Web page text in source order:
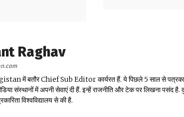
Raghav
में बतौर Chief Sub Editor कार्यरत हैं. ये पिछले 5 साल से
संस्थानों में अपनी सेवाएं दी हैं. इन्हें राजनीति और टेक पर लिखना पसंद है.
विश्वविद्यालय से की है.